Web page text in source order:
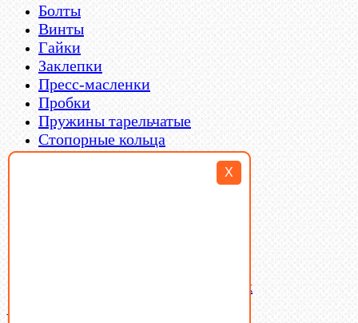
X
Болты
Винты
Гайки
Заклепки
Пресс-масленки
Пробки
Пружины тарельчатые
Стопорные кольца
Такелаж
Латунный и бронзовый крепеж
Ваша корзина